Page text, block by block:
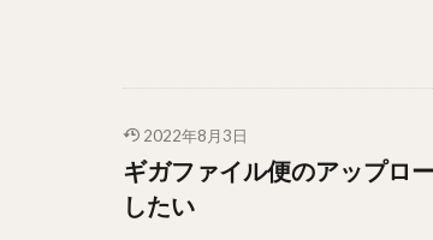
2022年8月3日
ギガファイル便のアップロ
したい